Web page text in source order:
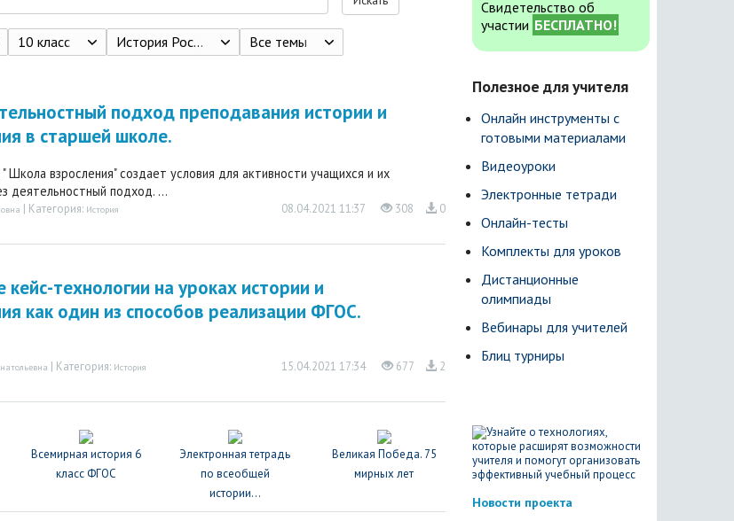
10 класс История России. 10 класс. Углубленный уровень. Часть 2. Павленко Н.И., Лященко Л.М., Твардовская В.А. М.: 2013. - 448с. Все темы
подход преподавания истории и
в старшей школе.
Школа взросления" создает условия для активности учащихся и их
деятельностный подход. ...
| Категория: История 08.04.2021 11:37 308 0
кейс-технологии на уроках истории и
как один из способов реализации ФГОС.
| Категория: История 15.04.2021 17:34 677 2
Всемирная история 6
класс ФГОС
Электронная тетрадь
по всеобщей
истории...
Великая Победа. 75
мирных лет
Свидетельство об
участии БЕСПЛАТНО!
Полезное для учителя
Онлайн инструменты с
готовыми материалами
Видеоуроки
Электронные тетради
Онлайн-тесты
Комплекты для уроков
Дистанционные
олимпиады
Вебинары для учителей
Блиц турниры
Новости проекта